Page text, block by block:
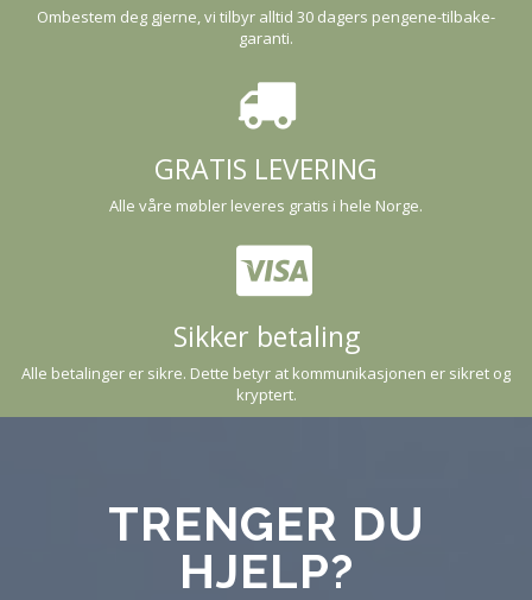
Ombestem deg gjerne, vi tilbyr alltid 30 dagers pengene-tilbake-
garanti.
GRATIS LEVERING
Alle våre møbler leveres gratis i hele Norge.
Sikker betaling
Alle betalinger er sikre. Dette betyr at kommunikasjonen er sikret og
kryptert.
TRENGER DU
HJELP?